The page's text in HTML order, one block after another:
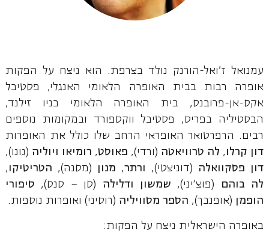
עמנואל ז'ואל-הורנק נולד בצרפת. הוא ניצח על הפקות
אופרה רבות בבית האופרה הלאומי האנגלי, פסטיבל
אקס-אן-פרובנס, בית האופרה הלאומי בניו זילנד,
הבסטיליה בפריס, פסטיבל ווקספורד ובמקומות נוספים
רבים. הרפרטואר האופראי הרחב שלו כולל את האופרות
דון קרלו , לה טרוויאטה (ורדי), פאוסט, רומיאו ויוליה (גונו),
דון פסקוואלה (דוניצטי), ורתר, מנון (מסנה), הטריטיקו ,
לה בוהם
(פוצ'יני), שמשון ודלילה (סן – סנס), סיפורי
הופמן (אופנבך), הספר מסוויליה (רוסיני) ואופרות נוספות.
באופרה הישראלית ניצח על הפקות: